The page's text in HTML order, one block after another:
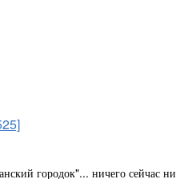
городок"... ничего сейчас ни